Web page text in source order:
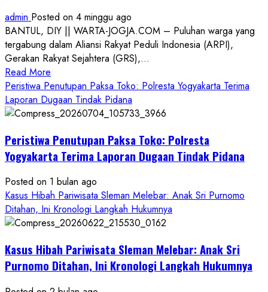
admin Posted on 4 minggu ago
BANTUL, DIY || WARTA-JOGJA.COM – Puluhan warga yang
tergabung dalam Aliansi Rakyat Peduli Indonesia (ARPI),
Gerakan Rakyat Sejahtera (GRS),...
Read More
more
about
Kasus
Anak
di
Aliansi
Janji
Kawal
Proses
Sampai
Tuntas
Peristiwa Penutupan Paksa Toko: Polresta Yogyakarta Terima
Laporan Dugaan Tindak Pidana
Peristiwa Penutupan Paksa Toko: Polresta
Yogyakarta Terima Laporan Dugaan Tindak Pidana
Posted on 1 bulan ago
Kasus Hibah Pariwisata Sleman Melebar: Anak Sri Purnomo
Ditahan, Ini Kronologi Langkah Hukumnya
Kasus Hibah Pariwisata Sleman Melebar: Anak Sri
Purnomo Ditahan, Ini Kronologi Langkah Hukumnya